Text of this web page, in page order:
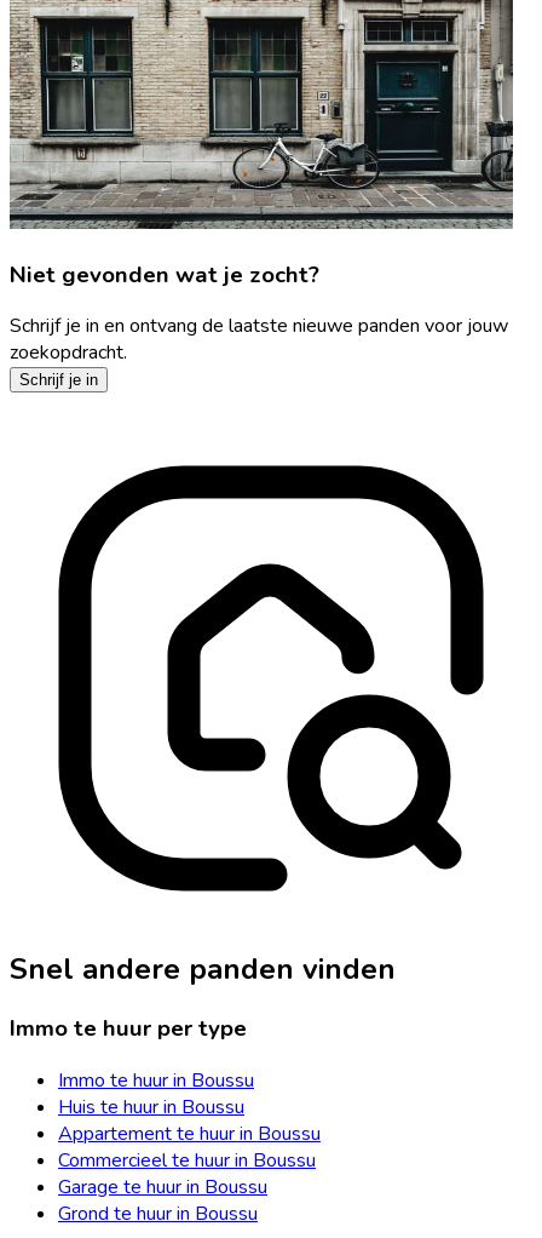
Niet gevonden wat je zocht?
Schrijf je in en ontvang de laatste nieuwe panden voor jouw
zoekopdracht.
Schrijf je in
Snel andere panden vinden
Immo te huur per type
Immo te huur in Boussu
Huis te huur in Boussu
Appartement te huur in Boussu
Commercieel te huur in Boussu
Garage te huur in Boussu
Grond te huur in Boussu